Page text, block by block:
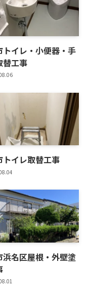
トイレ・小便器・手
替工事
トイレ取替工事
浜名区屋根・外壁塗